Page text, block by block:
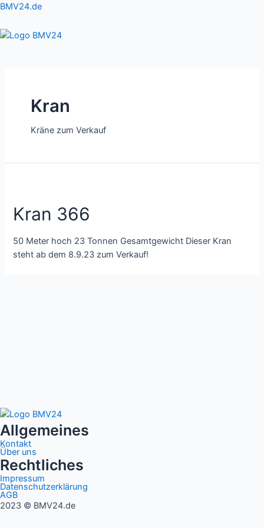
Zum
springen
BMV24.de
Kran
Kräne zum Verkauf
Kran 366
50 Meter hoch 23 Tonnen Gesamtgewicht Dieser Kran
steht ab dem 8.9.23 zum Verkauf!
Allgemeines
Kontakt
Über uns
Rechtliches
Impressum
Datenschutzerklärung
AGB
2023 © BMV24.de